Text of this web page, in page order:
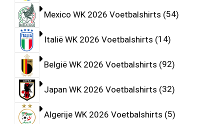
Mexico WK 2026 Voetbalshirts 54
Italië WK 2026 Voetbalshirts 14
België WK 2026 Voetbalshirts 92
Japan WK 2026 Voetbalshirts 32
Algerije WK 2026 Voetbalshirts 5